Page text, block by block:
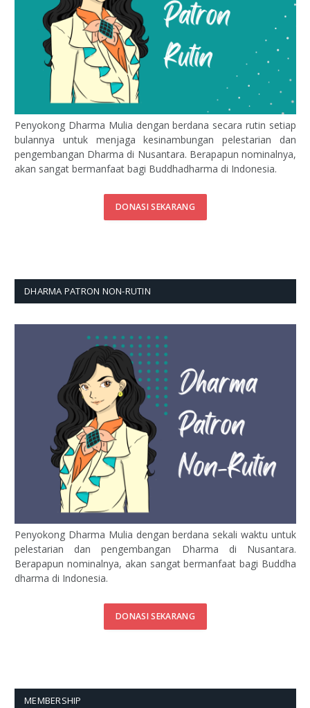
Penyokong Dharma Mulia dengan berdana secara rutin setiap
bulannya untuk menjaga kesinambungan pelestarian dan
pengembangan Dharma di Nusantara. Berapapun nominalnya,
akan sangat bermanfaat bagi Buddhadharma di Indonesia.
DONASI SEKARANG
DHARMA PATRON NON-RUTIN
Penyokong Dharma Mulia dengan berdana sekali waktu untuk
pelestarian dan pengembangan Dharma di Nusantara.
Berapapun nominalnya, akan sangat bermanfaat bagi Buddha
dharma di Indonesia.
DONASI SEKARANG
MEMBERSHIP